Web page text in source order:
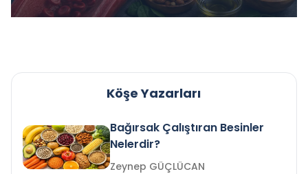
Köşe Yazarları
Bağırsak Çalıştıran Besinler
Nelerdir?
Zeynep GÜÇLÜCAN